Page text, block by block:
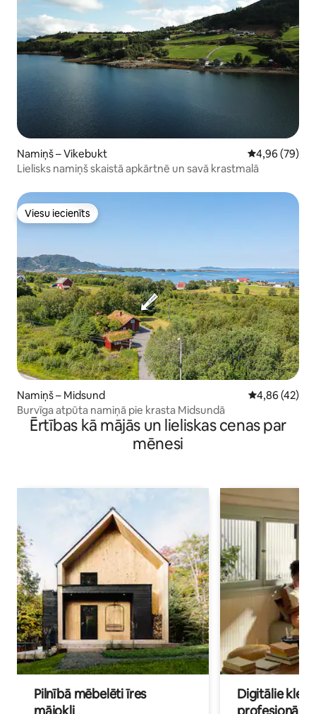
Namiņš – Vikebukt Vidējais
4,96 (79)
Lielisks namiņš skaistā apkārtnē un savā krastmalā
Viesu iecienīts
Viesu iecienīts
Namiņš – Midsund Vidējais
4,86 (42)
Burvīga atpūta namiņā pie krasta Midsundā
Ērtības kā mājās un lieliskas cenas par
mēnesi
Pilnībā mēbelēti īres
Digitālie